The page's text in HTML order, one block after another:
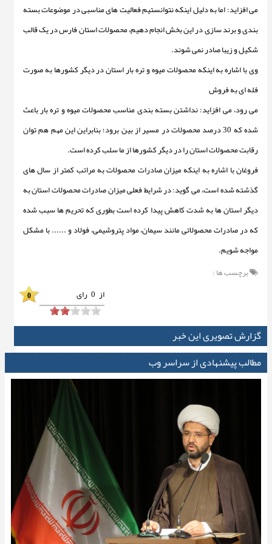
می افزاید: اما به دلیل اینکه نتوانستیم فعالیت های مناسبی در موضوعات بسته
بندی و برند سازی در این بخش انجام دهیم، محصولات استان فارس در یک قالب
شکیل و زیبا صادر نمی شوند.
وی با اشاره به اینکه محصولات میوه و تره بار استان در دیگر کشورها به صورت
فله ای به فروش
می رود، می افزاید: نداشتن بسته بندی مناسب محصولات میوه و تره بار باعث
شده که 30 درصد محصولات در مسیر از بین برود؛ بنابراین این مهم هم توان
رقابت محصولات استان را در دیگر کشورها از ما سلب کرده است.
فروغان با اشاره به اینکه میزان صادرات محصولات به مراتب کمتر از سال های
گذشته شده است، می گوید: در شرایط فعلی میزان صادرات محصولات استان به
دیگر استان ها به شدت کاهش پیدا کرده است بطوری که تحریم ها سبب شده
که در صادرات محصولاتی مانند سیمان، مواد پتروشیمی، فولاد و ...... با مشکل
مواجه شویم.
برچسب ها :
از 0 رای 0
گزارش تصویری این خبر
مطالب پیشنهادی از سراسر وب